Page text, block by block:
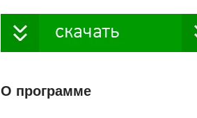
О программе